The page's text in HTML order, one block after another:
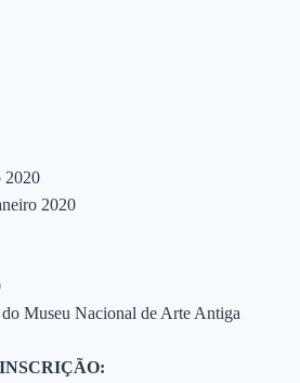
2020
2020
Museu Nacional de Arte Antiga